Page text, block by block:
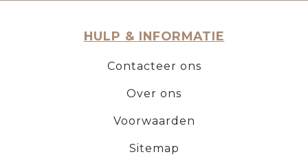
HULP & INFORMATIE
Contacteer ons
Over ons
Voorwaarden
Sitemap